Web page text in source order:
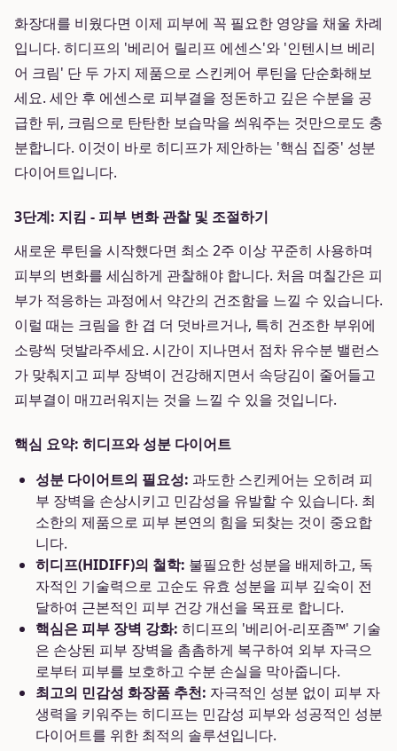
화장대를 비웠다면 이제 피부에 꼭 필요한 영양을 채울 차례
입니다. 히디프의 '베리어 릴리프 에센스'와 '인텐시브 베리
어 크림' 단 두 가지 제품으로 스킨케어 루틴을 단순화해보
세요. 세안 후 에센스로 피부결을 정돈하고 깊은 수분을 공
급한 뒤, 크림으로 탄탄한 보습막을 씌워주는 것만으로도 충
분합니다. 이것이 바로 히디프가 제안하는 '핵심 집중' 성분
다이어트입니다.
3단계: 지킴 - 피부 변화 관찰 및 조절하기
새로운 루틴을 시작했다면 최소 2주 이상 꾸준히 사용하며
피부의 변화를 세심하게 관찰해야 합니다. 처음 며칠간은 피
부가 적응하는 과정에서 약간의 건조함을 느낄 수 있습니다.
이럴 때는 크림을 한 겹 더 덧바르거나, 특히 건조한 부위에
소량씩 덧발라주세요. 시간이 지나면서 점차 유수분 밸런스
가 맞춰지고 피부 장벽이 건강해지면서 속당김이 줄어들고
피부결이 매끄러워지는 것을 느낄 수 있을 것입니다.
핵심 요약: 히디프와 성분 다이어트
성분 다이어트의 필요성: 과도한 스킨케어는 오히려 피
부 장벽을 손상시키고 민감성을 유발할 수 있습니다. 최
소한의 제품으로 피부 본연의 힘을 되찾는 것이 중요합
니다.
히디프(HIDIFF)의 철학: 불필요한 성분을 배제하고, 독
자적인 기술력으로 고순도 유효 성분을 피부 깊숙이 전
달하여 근본적인 피부 건강 개선을 목표로 합니다.
핵심은 피부 장벽 강화: 히디프의 '베리어-리포좀™' 기술
은 손상된 피부 장벽을 촘촘하게 복구하여 외부 자극으
로부터 피부를 보호하고 수분 손실을 막아줍니다.
최고의 민감성 화장품 추천: 자극적인 성분 없이 피부 자
생력을 키워주는 히디프는 민감성 피부와 성공적인 성분
다이어트를 위한 최적의 솔루션입니다.